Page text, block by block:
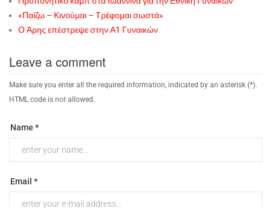
«Παίζω – Κινούμαι – Τρέφομαι σωστά»
Ο Άρης επέστρεψε στην Α1 Γυναικών
Leave a comment
Make sure you enter all the required information, indicated by an asterisk (*).
HTML code is not allowed.
Name *
Email *